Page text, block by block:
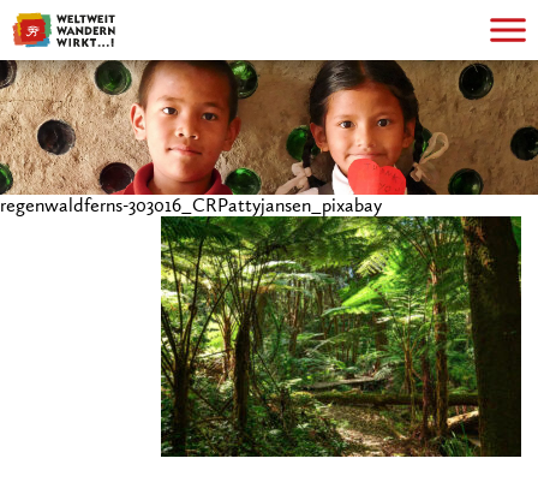
regenwaldferns-303016_CRPattyjansen_pixabay